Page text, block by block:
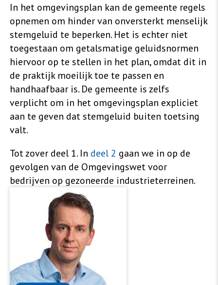
In het omgevingsplan kan de gemeente regels
opnemen om hinder van onversterkt menselijk
stemgeluid te beperken. Het is echter niet
toegestaan om getalsmatige geluidsnormen
hiervoor op te stellen in het plan, omdat dit in
de praktijk moeilijk toe te passen en
handhaafbaar is. De gemeente is zelfs
verplicht om in het omgevingsplan expliciet
aan te geven dat stemgeluid buiten toetsing
valt.
Tot zover deel 1. In deel 2 gaan we in op de
gevolgen van de Omgevingswet voor
bedrijven op gezoneerde industrieterreinen.